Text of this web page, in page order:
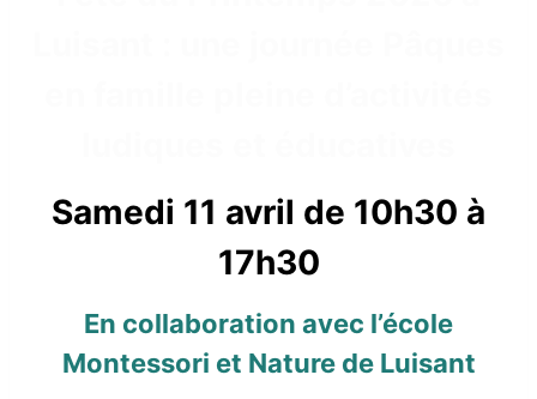
Samedi 11 avril de 10h30 à
17h30
En collaboration avec l’école
Montessori et Nature de Luisant